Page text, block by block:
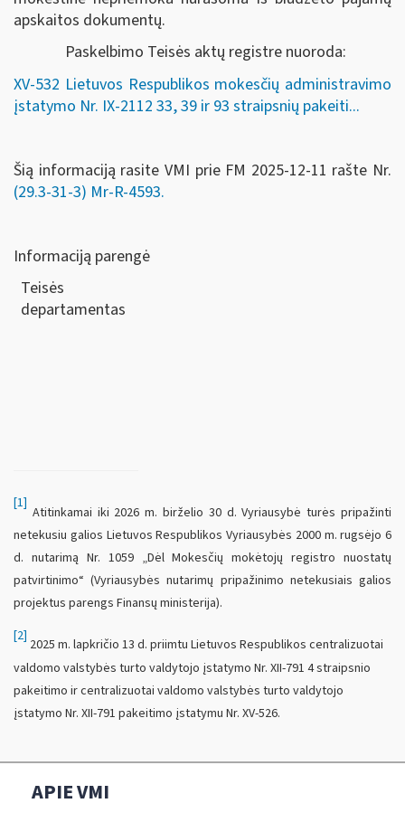
apskaitos dokumentų.
Paskelbimo Teisės aktų registre nuoroda:
XV-532 Lietuvos Respublikos mokesčių administravimo
įstatymo Nr. IX-2112 33, 39 ir 93 straipsnių pakeiti...
Šią informaciją rasite VMI prie FM 2025-12-11 rašte Nr.
(29.3-31-3) Mr-R-4593.
Informaciją parengė
Teisės
[1]
Atitinkamai iki 2026 m. birželio 30 d. Vyriausybė turės pripažinti
netekusiu galios Lietuvos Respublikos Vyriausybės 2000 m. rugsėjo 6
d. nutarimą Nr. 1059 „Dėl Mokesčių mokėtojų registro nuostatų
patvirtinimo“ (Vyriausybės nutarimų pripažinimo netekusiais galios
projektus parengs Finansų ministerija).
[2]
2025 m. lapkričio 13 d. priimtu Lietuvos Respublikos centralizuotai
valdomo valstybės turto valdytojo įstatymo Nr. XII-791 4 straipsnio
pakeitimo ir centralizuotai valdomo valstybės turto valdytojo
įstatymo Nr. XII-791 pakeitimo įstatymu Nr. XV-526.
APIE VMI